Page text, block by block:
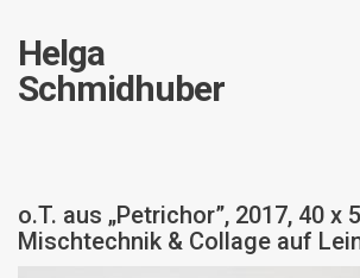
Helga
Schmidhuber
o.T. aus „Petrichor”, 2017, 40 x
Mischtechnik & Collage auf